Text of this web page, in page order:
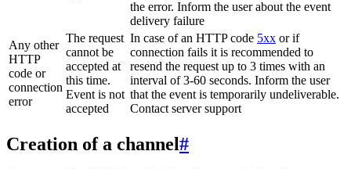
the error. Inform the user about the event
delivery failure
Any other
HTTP
code or
connection
error
The request
cannot be
accepted at
this time.
Event is not
accepted
In case of an HTTP code 5xx or if
connection fails it is recommended to
resend the request up to 3 times with an
interval of 3-60 seconds. Inform the user
that the event is temporarily undeliverable.
Contact server support
Creation of a channel#